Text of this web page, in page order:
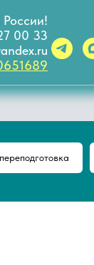
00 33